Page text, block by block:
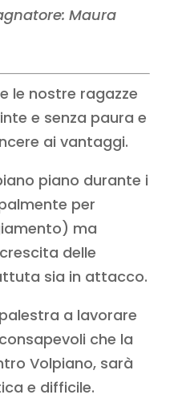
Maura
le nostre ragazze
e senza paura e
ai vantaggi.
piano durante i
per
ma
delle
sia in attacco.
a lavorare
che la
Volpiano, sarà
e difficile.